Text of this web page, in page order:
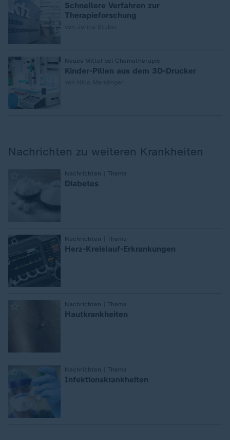
Schnellere Verfahren zur
Therapieforschung
Neues Mittel bei Chemotherapie
Kinder-Pillen aus dem 3D-Drucker
Nachrichten zu weiteren Krankheiten
Nachrichten | Thema
Diabetes
Nachrichten | Thema
:
Herz-Kreislauf-Erkrankungen
Nachrichten | Thema
Hautkrankheiten
Nachrichten | Thema
Infektionskrankheiten